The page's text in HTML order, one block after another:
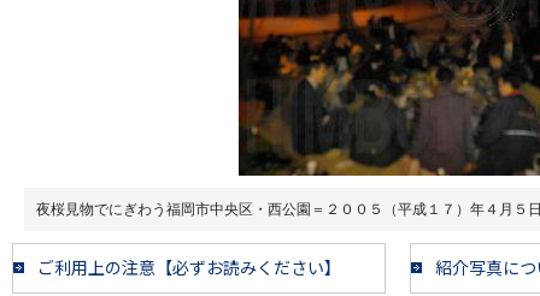
夜桜見物でにぎわう福岡市中央区・西公園＝２００５（平成１７）年４月５
ご利用上の注意【必ずお読みください】 紹介写真に